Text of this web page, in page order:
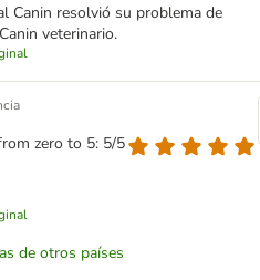
Canin resolvió su problema de
veterinario.
zero to 5: 5/5
de otros países